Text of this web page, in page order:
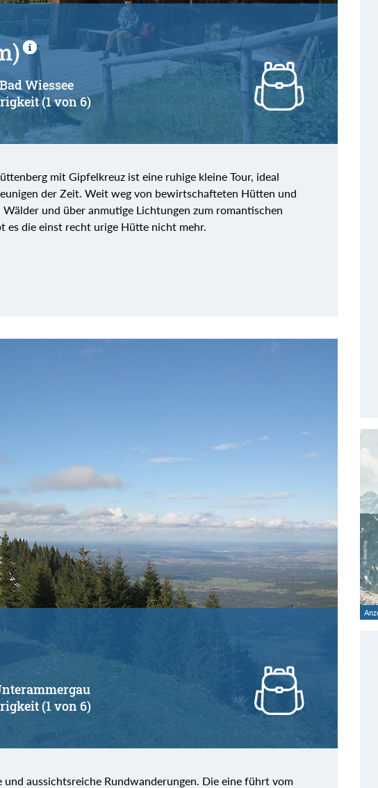
Wiessee
(1 von 6)
mit Gipfelkreuz ist eine ruhige kleine Tour, ideal
der Zeit. Weit weg von bewirtschafteten Hütten und
und über anmutige Lichtungen zum romantischen
es die einst recht urige Hütte nicht mehr.
(1 von 6)
aussichtsreiche Rundwanderungen. Die eine führt vom